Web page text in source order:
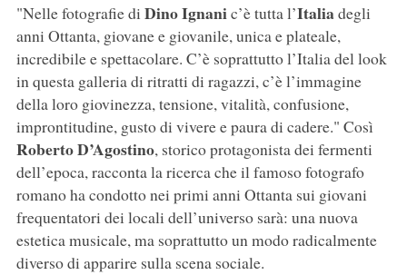
"Nelle fotografie di Dino Ignanic’è tutta l’Italiadegli
anni Ottanta, giovane e giovanile, unica e plateale,
incredibile e spettacolare. C’è soprattutto l’Italia del look
in questa galleria di ritratti di ragazzi, c’è l’immagine
della loro giovinezza, tensione, vitalità, confusione,
improntitudine, gusto di vivere e paura di cadere." Così
Roberto D’Agostino, storico protagonista dei fermenti
dell’epoca, racconta la ricerca che il famoso fotografo
romano ha condotto nei primi anni Ottanta sui giovani
frequentatori dei locali dell’universo sarà: una nuova
estetica musicale, ma soprattutto un modo radicalmente
diverso di apparire sulla scena sociale.